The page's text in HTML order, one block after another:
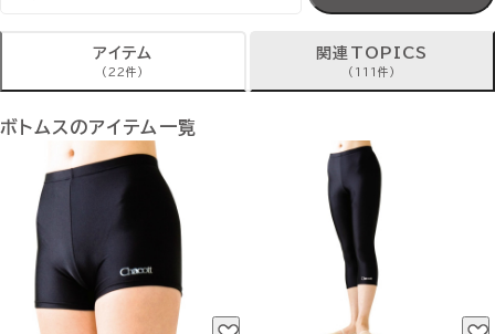
アイテム
(22件)
関連TOPICS
(111件)
ボトムスのアイテム一覧